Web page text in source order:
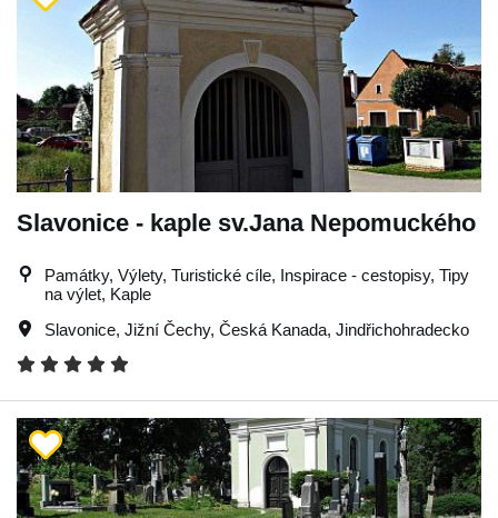
Slavonice - kaple sv.Jana Nepomuckého
Památky, Výlety, Turistické cíle, Inspirace - cestopisy, Tipy
na výlet, Kaple
Slavonice, Jižní Čechy, Česká Kanada, Jindřichohradecko